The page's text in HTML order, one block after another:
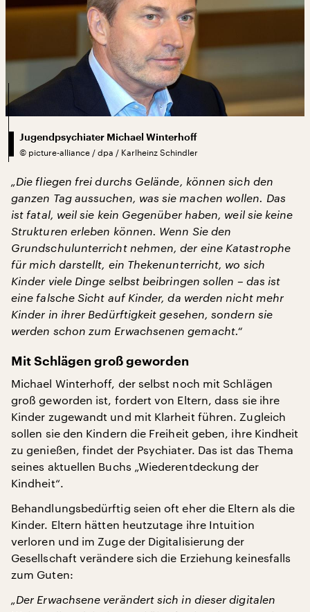
Jugendpsychiater Michael Winterhoff
© picture-alliance / dpa / Karlheinz Schindler
„Die fliegen frei durchs Gelände, können sich den
ganzen Tag aussuchen, was sie machen wollen. Das
ist fatal, weil sie kein Gegenüber haben, weil sie keine
Strukturen erleben können. Wenn Sie den
Grundschulunterricht nehmen, der eine Katastrophe
für mich darstellt, ein Thekenunterricht, wo sich
Kinder viele Dinge selbst beibringen sollen – das ist
eine falsche Sicht auf Kinder, da werden nicht mehr
Kinder in ihrer Bedürftigkeit gesehen, sondern sie
werden schon zum Erwachsenen gemacht.“
Mit Schlägen groß geworden
Michael Winterhoff, der selbst noch mit Schlägen
groß geworden ist, fordert von Eltern, dass sie ihre
Kinder zugewandt und mit Klarheit führen. Zugleich
sollen sie den Kindern die Freiheit geben, ihre Kindheit
zu genießen, findet der Psychiater. Das ist das Thema
seines aktuellen Buchs „Wiederentdeckung der
Kindheit“.
Behandlungsbedürftig seien oft eher die Eltern als die
Kinder. Eltern hätten heutzutage ihre Intuition
verloren und im Zuge der Digitalisierung der
Gesellschaft verändere sich die Erziehung keinesfalls
zum Guten:
„Der Erwachsene verändert sich in dieser digitalen